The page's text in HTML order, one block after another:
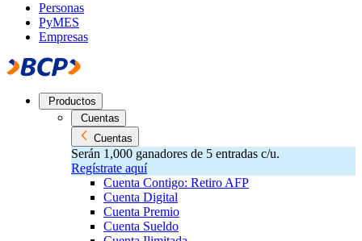
Personas
PyMES
Empresas
Productos
Cuentas
Cuentas
Serán 1,000 ganadores de 5 entradas c/u.
Regístrate aquí
Cuenta Contigo: Retiro AFP
Cuenta Digital
Cuenta Premio
Cuenta Sueldo